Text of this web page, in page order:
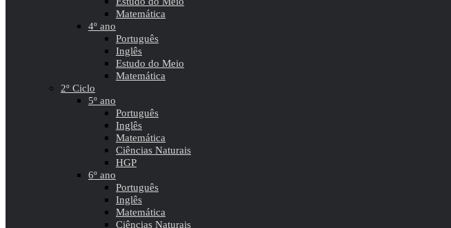
Matemática
4º ano
Português
Inglês
Estudo do Meio
Matemática
2º Ciclo
5º ano
Português
Inglês
Matemática
Ciências Naturais
HGP
6º ano
Português
Inglês
Matemática
Ciências Naturais